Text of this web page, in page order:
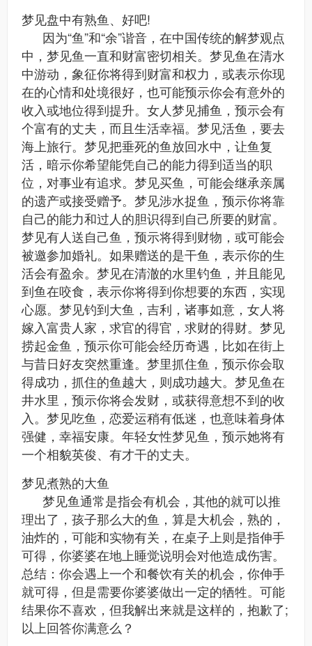
梦见盘中有熟鱼、好吧!
因为“鱼”和“余”谐音，在中国传统的解梦观点
中，梦见鱼一直和财富密切相关。梦见鱼在清水
中游动，象征你将得到财富和权力，或表示你现
在的心情和处境很好，也可能预示你会有意外的
收入或地位得到提升。女人梦见捕鱼，预示会有
个富有的丈夫，而且生活幸福。梦见活鱼，要去
海上旅行。梦见把垂死的鱼放回水中，让鱼复
活，暗示你希望能凭自己的能力得到适当的职
位，对事业有追求。梦见买鱼，可能会继承亲属
的遗产或接受赠予。梦见涉水捉鱼，预示你将靠
自己的能力和过人的胆识得到自己所要的财富。
梦见有人送自己鱼，预示将得到财物，或可能会
被邀参加婚礼。如果赠送的是干鱼，表示你的生
活会有盈余。梦见在清澈的水里钓鱼，并且能见
到鱼在咬食，表示你将得到你想要的东西，实现
心愿。梦见钓到大鱼，吉利，诸事如意，女人将
嫁入富贵人家，求官的得官，求财的得财。梦见
捞起金鱼，预示你可能会经历奇遇，比如在街上
与昔日好友突然重逢。梦里抓住鱼，预示你会取
得成功，抓住的鱼越大，则成功越大。梦见鱼在
井水里，预示你将会发财，或获得意想不到的收
入。梦见吃鱼，恋爱运稍有低迷，也意味着身体
强健，幸福安康。年轻女性梦见鱼，预示她将有
一个相貌英俊、有才干的丈夫。
梦见煮熟的大鱼
梦见鱼通常是指会有机会，其他的就可以推
理出了，孩子那么大的鱼，算是大机会，熟的，
油炸的，可能和实物有关，在桌子上则是指伸手
可得，你婆婆在地上睡觉说明会对他造成伤害。
总结：你会遇上一个和餐饮有关的机会，你伸手
就可得，但是需要你婆婆做出一定的牺牲。可能
结果你不喜欢，但我解出来就是这样的，抱歉了;
以上回答你满意么？